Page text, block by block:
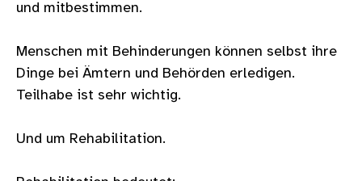
und mitbestimmen.
Menschen mit Behinderungen können selbst ihre
Dinge bei Ämtern und Behörden erledigen.
Teilhabe ist sehr wichtig.
Und um Rehabilitation.